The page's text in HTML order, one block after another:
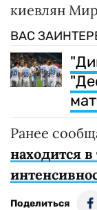
киевлян
ВАС
Ранее
находится
Поделиться